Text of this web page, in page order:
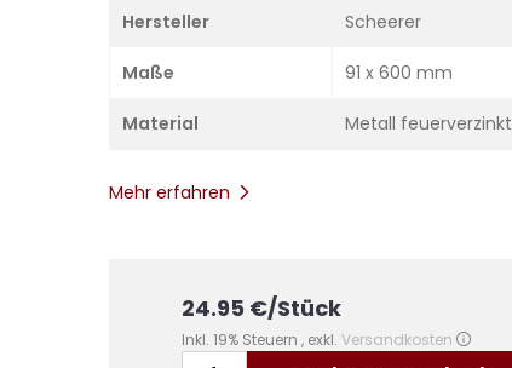
Hersteller Scheerer
Maße 91 x 600 mm
Material Metall feuerverzinkt
Mehr erfahren
24.95 €/Stück
Inkl. 19% Steuern , exkl. Versandkosten